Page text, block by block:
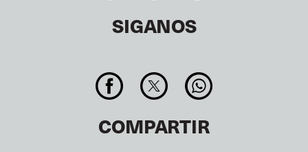
SIGANOS
COMPARTIR